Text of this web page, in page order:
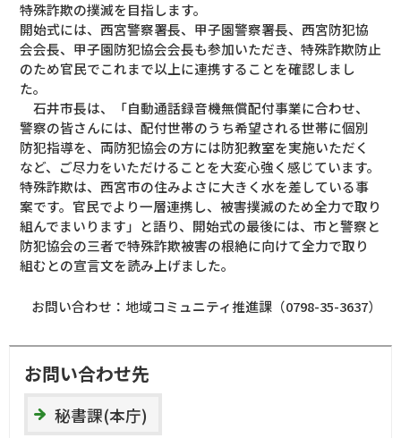
特殊詐欺の撲滅を目指します。
開始式には、西宮警察署長、甲子園警察署長、西宮防犯協
会会長、甲子園防犯協会会長も参加いただき、特殊詐欺防止
のため官民でこれまで以上に連携することを確認しまし
た。
石井市長は、「自動通話録音機無償配付事業に合わせ、
警察の皆さんには、配付世帯のうち希望される世帯に個別
防犯指導を、両防犯協会の方には防犯教室を実施いただく
など、ご尽力をいただけることを大変心強く感じています。
特殊詐欺は、西宮市の住みよさに大きく水を差している事
案です。官民でより一層連携し、被害撲滅のため全力で取り
組んでまいります」と語り、開始式の最後には、市と警察と
防犯協会の三者で特殊詐欺被害の根絶に向けて全力で取り
組むとの宣言文を読み上げました。
お問い合わせ：地域コミュニティ推進課（0798-35-3637）
お問い合わせ先
秘書課(本庁)